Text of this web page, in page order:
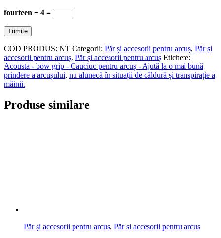
fourteen − 4 =
COD PRODUS: NT Categorii: Păr și accesorii pentru arcuș, Păr și
accesorii pentru arcuș, Păr și accesorii pentru arcuș Etichete:
Acousta - bow grip - Cauciuc pentru arcuș - Ajută la o mai bună
prindere a arcușului, nu alunecă în situații de căldură și transpirație a
mâinii.
Produse similare
Păr și accesorii pentru arcuș, Păr și accesorii pentru arcuș